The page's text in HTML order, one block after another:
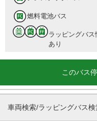
燃料電池バス
ラッピングバス
あり
このバス
車両検索/ラッピングバス検